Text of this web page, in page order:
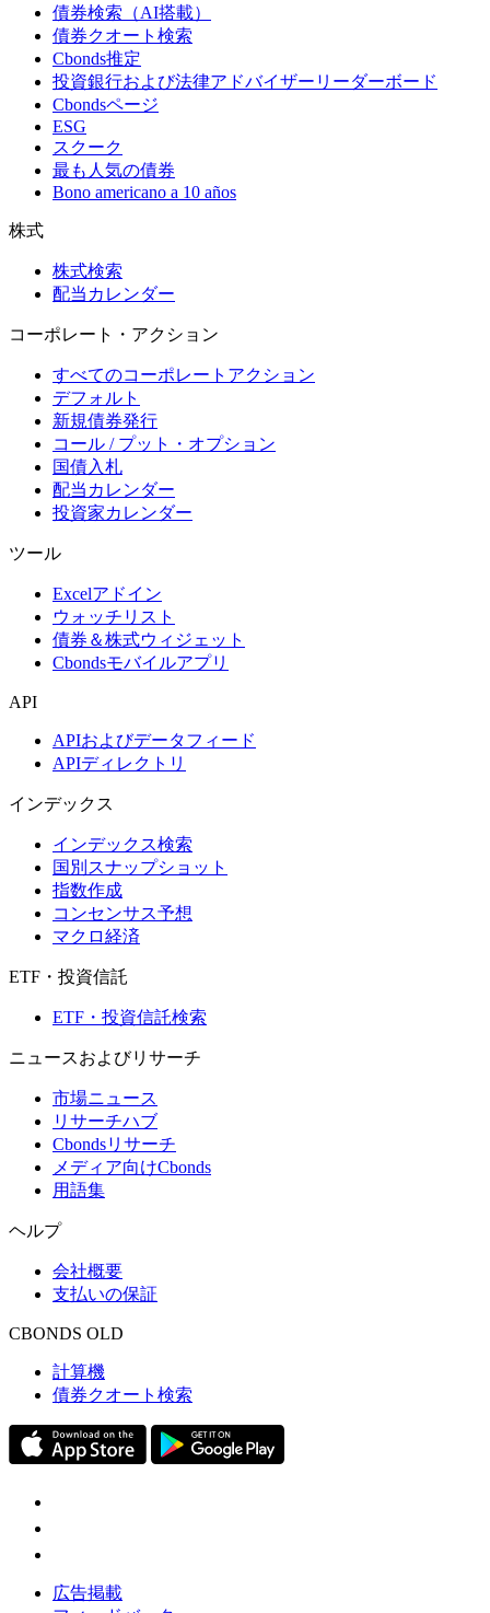
債券検索（AI搭載）
債券クオート検索
Cbonds推定
投資銀行および法律アドバイザーリーダーボード
Cbondsページ
ESG
スクーク
最も人気の債券
Bono americano a 10 años
株式
株式検索
配当カレンダー
コーポレート・アクション
すべてのコーポレートアクション
デフォルト
新規債券発行
コール / プット・オプション
国債入札
配当カレンダー
投資家カレンダー
ツール
Excelアドイン
ウォッチリスト
債券＆株式ウィジェット
Cbondsモバイルアプリ
API
APIおよびデータフィード
APIディレクトリ
インデックス
インデックス検索
国別スナップショット
指数作成
コンセンサス予想
マクロ経済
ETF・投資信託
ETF・投資信託検索
ニュースおよびリサーチ
市場ニュース
リサーチハブ
Cbondsリサーチ
メディア向けCbonds
用語集
ヘルプ
会社概要
支払いの保証
CBONDS OLD
計算機
債券クオート検索
広告掲載